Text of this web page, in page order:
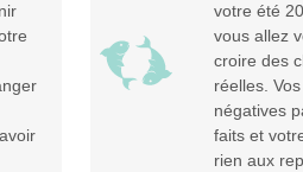
votre été
vous allez
croire des
réelles.
négatives
faits et
rien aux